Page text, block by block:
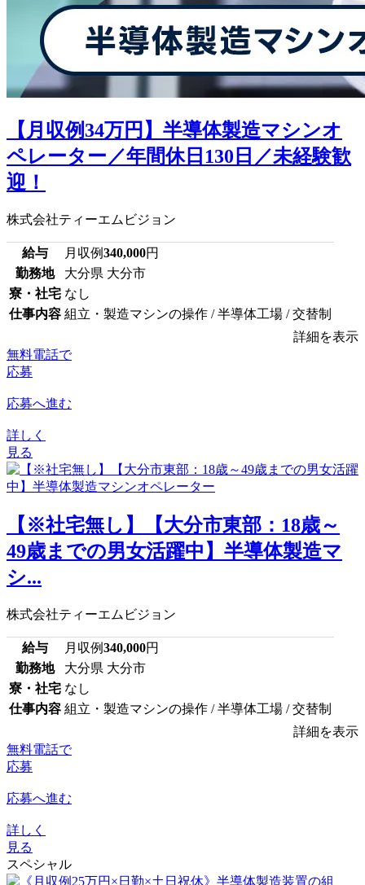
【月収例34万円】半導体製造マシンオ
ペレーター／年間休日130日／未経験歓
迎！
株式会社ティーエムビジョン
給与 月収例340,000円
勤務地
大分県 大分市
寮・社宅 なし
仕事内容 組立・製造マシンの操作 / 半導体工場 / 交替制
詳細を表示
無料電話で
応募
応募へ進む
詳しく
見る
【※社宅無し】【大分市東部：18歳～
49歳までの男女活躍中】半導体製造マ
シ...
株式会社ティーエムビジョン
給与 月収例340,000円
勤務地
大分県 大分市
寮・社宅 なし
仕事内容 組立・製造マシンの操作 / 半導体工場 / 交替制
詳細を表示
無料電話で
応募
応募へ進む
詳しく
見る
スペシャル